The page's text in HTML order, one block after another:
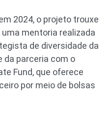
2024, o projeto trouxe
mentoria realizada
de diversidade da
da parceria com o
Fund, que oferece
por meio de bolsas